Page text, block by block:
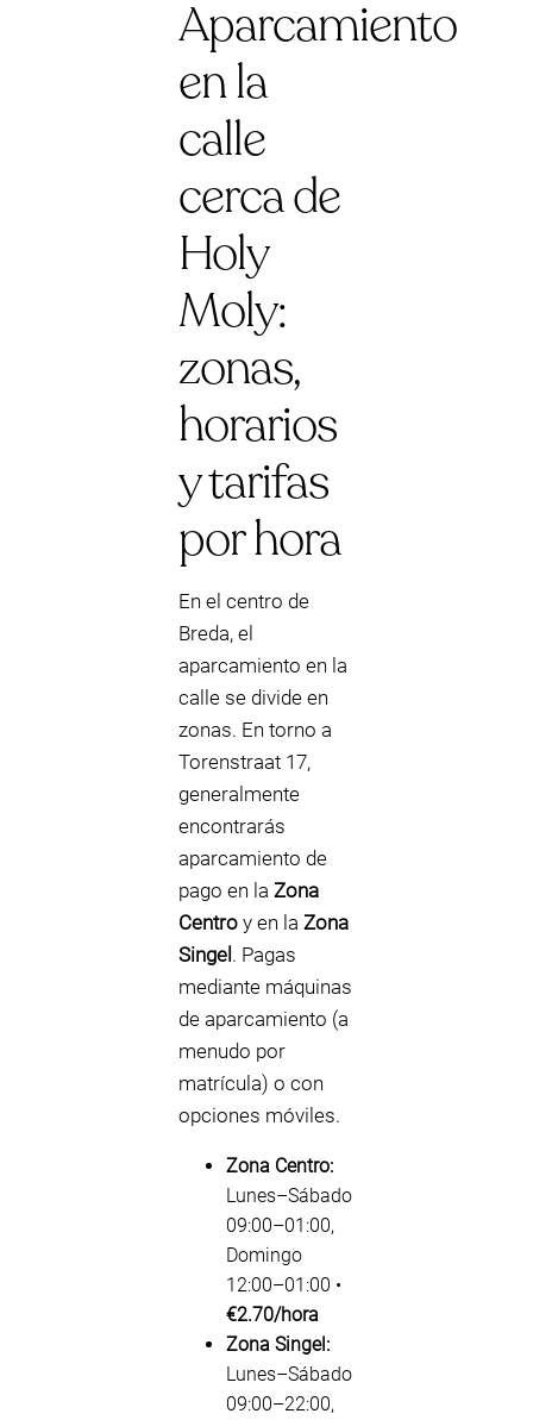
Aparcamiento
en la
calle
cerca de
Holy
Moly:
zonas,
horarios
y tarifas
por hora
En el centro de
Breda, el
aparcamiento en la
calle se divide en
zonas. En torno a
Torenstraat 17,
generalmente
encontrarás
aparcamiento de
pago en la Zona
Centro y en la Zona
Singel . Pagas
mediante máquinas
de aparcamiento (a
menudo por
matrícula) o con
opciones móviles.
Zona Centro:
Lunes–Sábado
09:00–01:00,
Domingo
12:00–01:00 •
€2.70/hora
Zona Singel:
Lunes–Sábado
09:00–22:00,